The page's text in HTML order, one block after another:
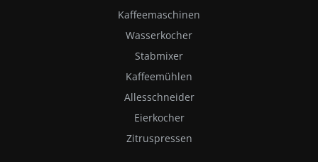
Kaffeemaschinen
Wasserkocher
Stabmixer
Kaffeemühlen
Allesschneider
Eierkocher
Zitruspressen